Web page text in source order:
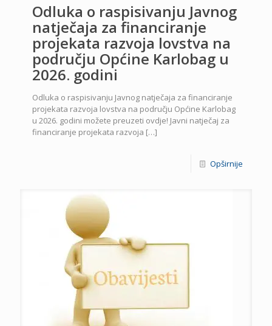
Odluka o raspisivanju Javnog
natječaja za financiranje
projekata razvoja lovstva na
području Općine Karlobag u
2026. godini
Odluka o raspisivanju Javnog natječaja za financiranje
projekata razvoja lovstva na području Općine Karlobag
u 2026. godini možete preuzeti ovdje! Javni natječaj za
financiranje projekata razvoja […]
Opširnije